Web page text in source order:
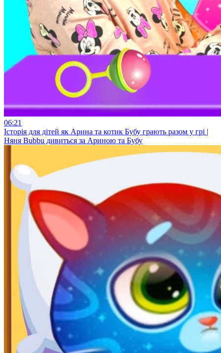
06:21
Історія для дітей як Арина та котик Бубу грають разом у грі |
Няня Bubbu дивиться за Ариною та Бубу